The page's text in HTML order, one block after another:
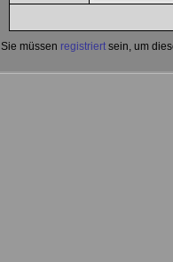
Sie müssen registriert sein, um